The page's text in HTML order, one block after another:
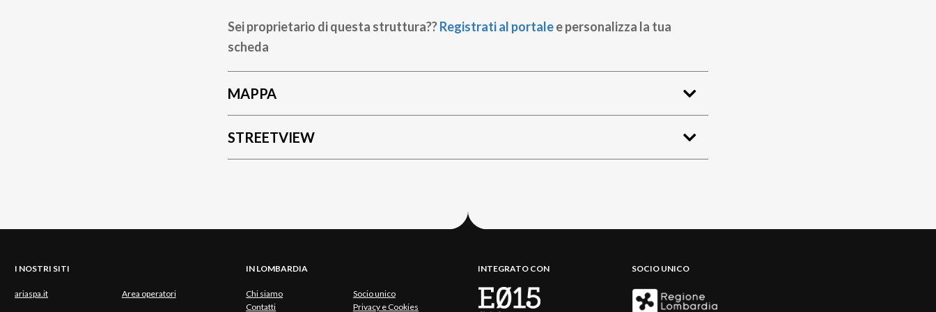
Sei proprietario di questa struttura??Registrati al portalee personalizza la tua
scheda
MAPPA
STREETVIEW
I NOSTRI SITI
ariaspa.it Area operatori
IN LOMBARDIA
Chi siamo
Socio unico
Contatti
Privacy e Cookies
INTEGRATO CON SOCIO UNICO